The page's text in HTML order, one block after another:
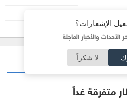
الإشعارات؟
والأخبار العاجلة
لا شكراً
متفرقة غداً